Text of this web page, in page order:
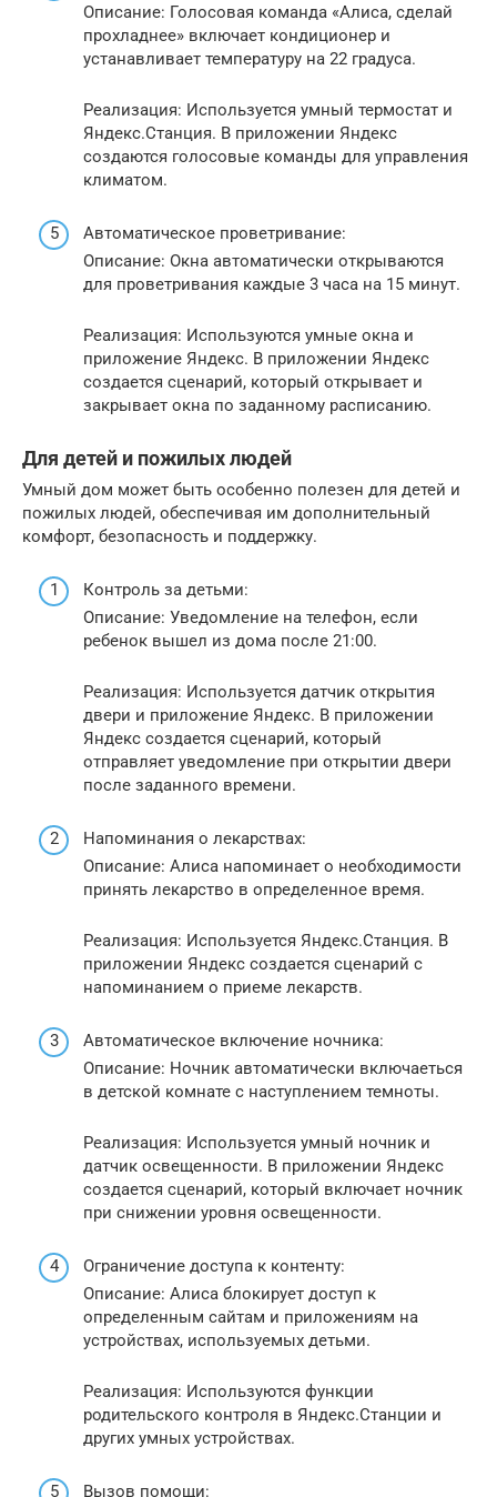
Описание: Голосовая команда «Алиса, сделай
прохладнее» включает кондиционер и
устанавливает температуру на 22 градуса.
Реализация: Используется умный термостат и
Яндекс.Станция. В приложении Яндекс
создаются голосовые команды для управления
климатом.
Автоматическое проветривание:
Описание: Окна автоматически открываются
для проветривания каждые 3 часа на 15 минут.
Реализация: Используются умные окна и
приложение Яндекс. В приложении Яндекс
создается сценарий, который открывает и
закрывает окна по заданному расписанию.
Для детей и пожилых людей
Умный дом может быть особенно полезен для детей и
пожилых людей, обеспечивая им дополнительный
комфорт, безопасность и поддержку.
Контроль за детьми:
Описание: Уведомление на телефон, если
ребенок вышел из дома после 21:00.
Реализация: Используется датчик открытия
двери и приложение Яндекс. В приложении
Яндекс создается сценарий, который
отправляет уведомление при открытии двери
после заданного времени.
Напоминания о лекарствах:
Описание: Алиса напоминает о необходимости
принять лекарство в определенное время.
Реализация: Используется Яндекс.Станция. В
приложении Яндекс создается сценарий с
напоминанием о приеме лекарств.
Автоматическое включение ночника:
Описание: Ночник автоматически включаеться
в детской комнате с наступлением темноты.
Реализация: Используется умный ночник и
датчик освещенности. В приложении Яндекс
создается сценарий, который включает ночник
при снижении уровня освещенности.
Ограничение доступа к контенту:
Описание: Алиса блокирует доступ к
определенным сайтам и приложениям на
устройствах, используемых детьми.
Реализация: Используются функции
родительского контроля в Яндекс.Станции и
других умных устройствах.
Вызов помощи: